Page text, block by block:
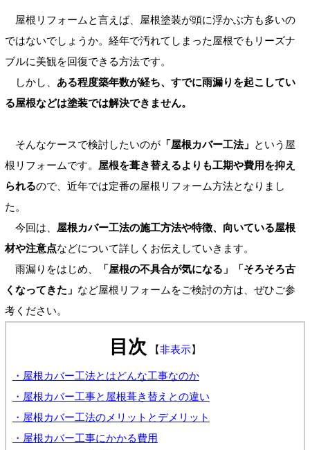
屋根リフォームと言えば、屋根塗装が頭に浮かぶ方も多いの
ではないでしょうか。経年で汚れてしまった屋根でもリーズナ
ブルに美観を回復できる方法です。
しかし、 ある程度築年数が経ち、すでに雨漏りを起こしてい
る屋根などは塗装では解決できません。
そんなケースで検討したいのが 「屋根カバー工法」 という屋
根リフォームです。 屋根を葺き替えるよりも工期や費用を抑え
られるので、近年では定番の屋根リフォーム方法となりまし
た。
今回は、 屋根カバー工法の施工方法や特徴、向いている屋根
材や注意点などについて詳しくお伝えしていきます。
雨漏りをはじめ、
「屋根の不具合が気になる」「そろそろ古
くなってきた」 など屋根リフォームをご検討の方は、ぜひご参
考ください。
目次 【非表示】
・屋根カバー工法とはどんな工事なのか
・屋根カバー工事と屋根葺き替えとの違い
・屋根カバー工法のメリットとデメリット
・屋根カバー工事にかかる費用